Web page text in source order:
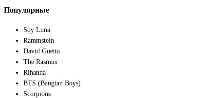
Популярные
Soy Luna
Rammstein
David Guetta
The Rasmus
Rihanna
BTS (Bangtan Boys)
Scorpions